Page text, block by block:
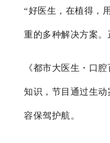
“好医生，在植得，
重的多种解决方案
《都市大医生・口
知识，节目通过生
容保驾护航。